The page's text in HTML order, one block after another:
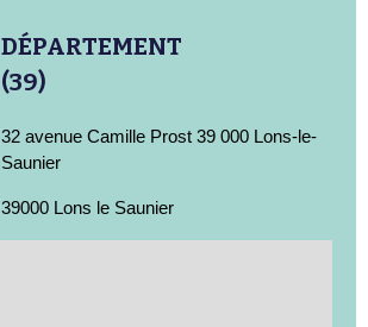
DÉPARTEMENT
(39)
32 avenue Camille Prost 39 000 Lons-le-
Saunier
39000 Lons le Saunier